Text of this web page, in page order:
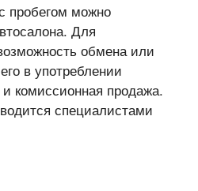
пробегом можно
Для
обмена или
в употреблении
комиссионная продажа.
специалистами